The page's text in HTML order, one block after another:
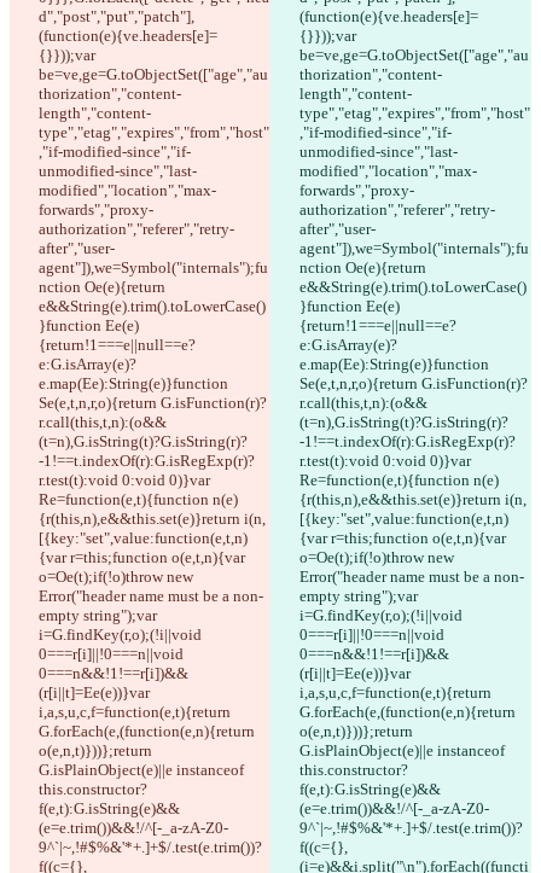
d","post","put","patch"],
(function(e){ve.headers[e]=
{}}));var
be=ve,ge=G.toObjectSet(["age","au
thorization","content-
length","content-
type","etag","expires","from","host"
,"if-modified-since","if-
unmodified-since","last-
modified","location","max-
forwards","proxy-
authorization","referer","retry-
after","user-
agent"]),we=Symbol("internals");fu
nction Oe(e){return
e&&String(e).trim().toLowerCase()
}function Ee(e)
{return!1===e||null==e?
e:G.isArray(e)?
e.map(Ee):String(e)}function
Se(e,t,n,r,o){return G.isFunction(r)?
r.call(this,t,n):(o&&
(t=n),G.isString(t)?G.isString(r)?
-1!==t.indexOf(r):G.isRegExp(r)?
r.test(t):void 0:void 0)}var
Re=function(e,t){function n(e)
{r(this,n),e&&this.set(e)}return i(n,
[{key:"set",value:function(e,t,n)
{var r=this;function o(e,t,n){var
o=Oe(t);if(!o)throw new
Error("header name must be a non-
empty string");var
i=G.findKey(r,o);(!i||void
0===r[i]||!0===n||void
0===n&&!1!==r[i])&&
(r[i||t]=Ee(e))}var
i,a,s,u,c,f=function(e,t){return
G.forEach(e,(function(e,n){return
o(e,n,t)}))};return
G.isPlainObject(e)||e instanceof
this.constructor?
f(e,t):G.isString(e)&&
(e=e.trim())&&!/^[-_a-zA-Z0-
9^`|~,!#$%&'*+.]+$/.test(e.trim())?
f((c={},
(function(e){ve.headers[e]=
{}}));var
be=ve,ge=G.toObjectSet(["age","au
thorization","content-
length","content-
type","etag","expires","from","host"
,"if-modified-since","if-
unmodified-since","last-
modified","location","max-
forwards","proxy-
authorization","referer","retry-
after","user-
agent"]),we=Symbol("internals");fu
nction Oe(e){return
e&&String(e).trim().toLowerCase()
}function Ee(e)
{return!1===e||null==e?
e:G.isArray(e)?
e.map(Ee):String(e)}function
Se(e,t,n,r,o){return G.isFunction(r)?
r.call(this,t,n):(o&&
(t=n),G.isString(t)?G.isString(r)?
-1!==t.indexOf(r):G.isRegExp(r)?
r.test(t):void 0:void 0)}var
Re=function(e,t){function n(e)
{r(this,n),e&&this.set(e)}return i(n,
[{key:"set",value:function(e,t,n)
{var r=this;function o(e,t,n){var
o=Oe(t);if(!o)throw new
Error("header name must be a non-
empty string");var
i=G.findKey(r,o);(!i||void
0===r[i]||!0===n||void
0===n&&!1!==r[i])&&
(r[i||t]=Ee(e))}var
i,a,s,u,c,f=function(e,t){return
G.forEach(e,(function(e,n){return
o(e,n,t)}))};return
G.isPlainObject(e)||e instanceof
this.constructor?
f(e,t):G.isString(e)&&
(e=e.trim())&&!/^[-_a-zA-Z0-
9^`|~,!#$%&'*+.]+$/.test(e.trim())?
f((c={},
(i=e)&&i.split("\n").forEach((functi